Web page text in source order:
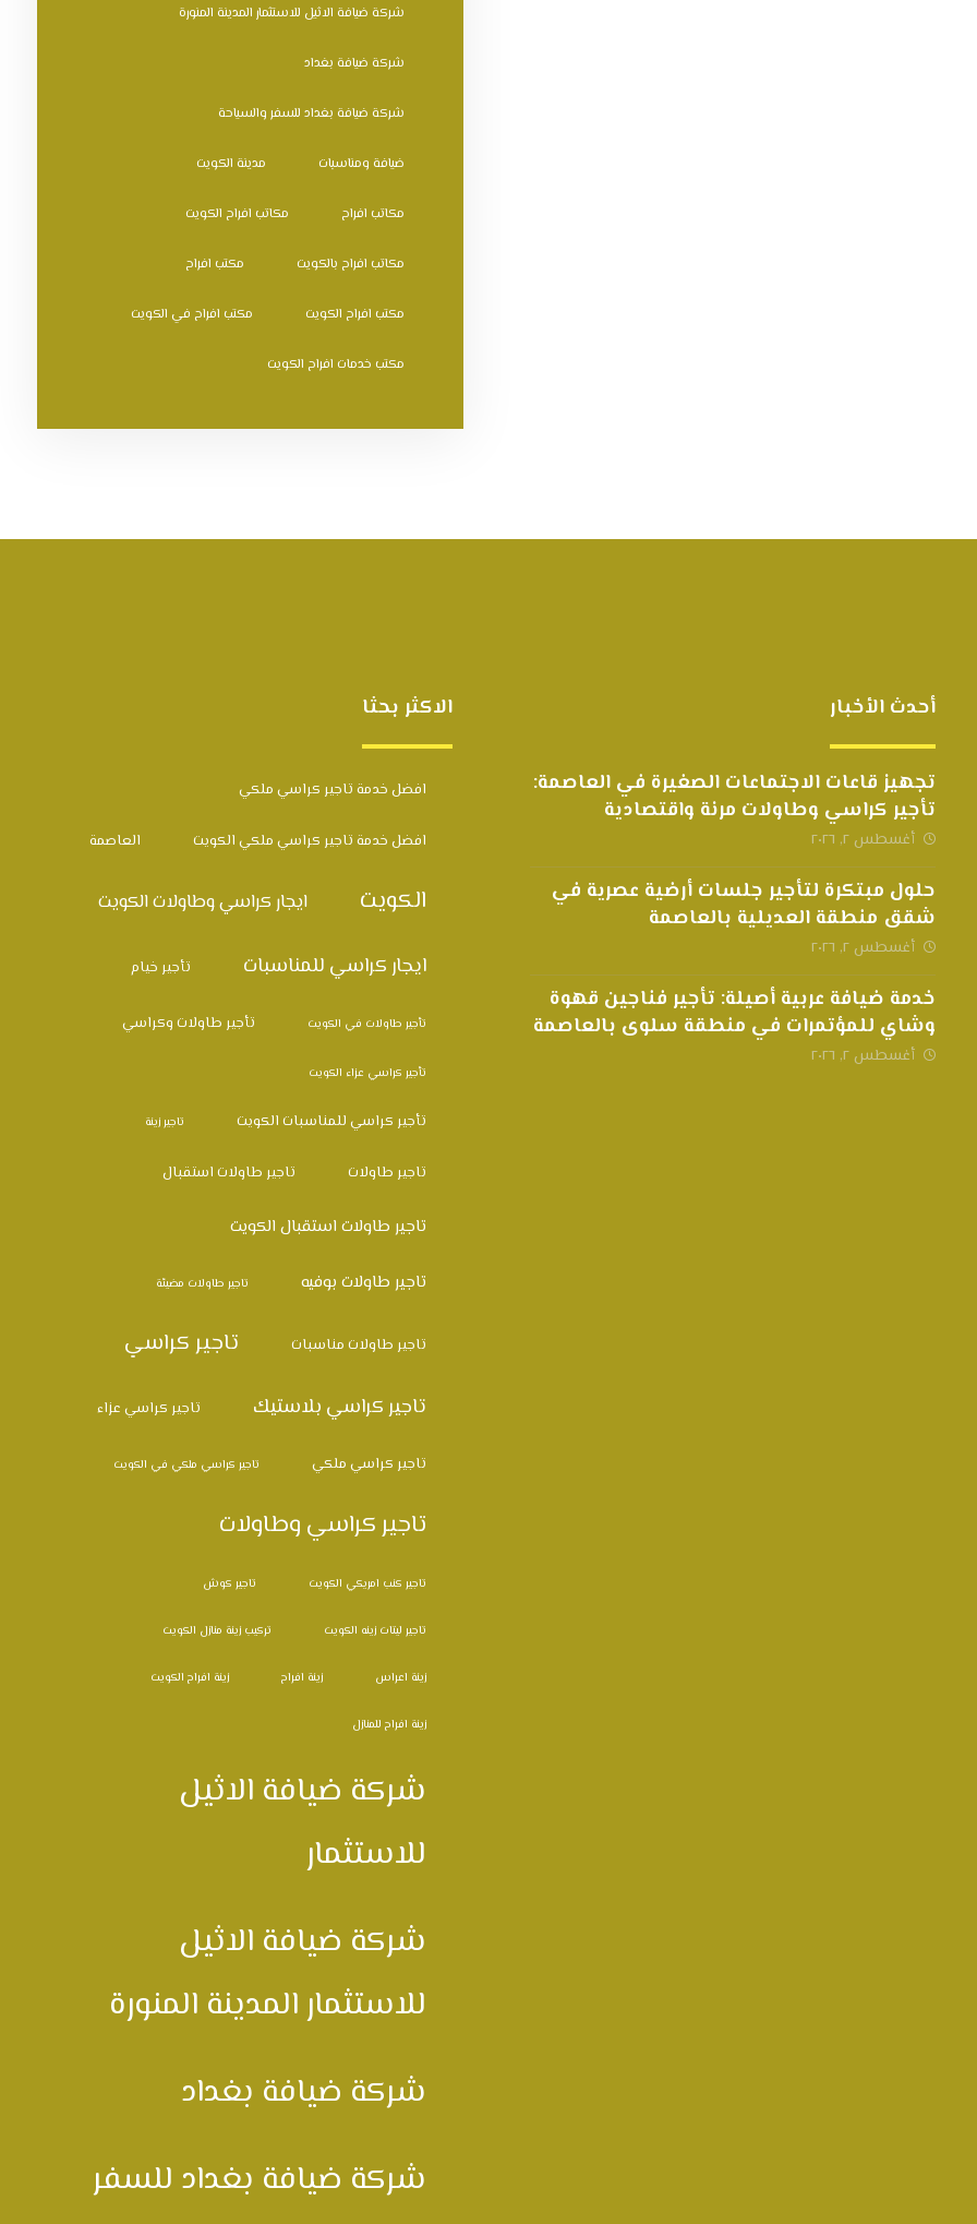
شركة ضيافة الاثيل للاستثمار المدينة المنورة
شركة ضيافة بغداد
شركة ضيافة بغداد للسفر والسياحة
ضيافة ومناسبات مدينة الكويت
مكاتب افراح مكاتب افراح الكويت
مكاتب افراح بالكويت مكتب افراح
مكتب افراح الكويت مكتب افراح في الكويت
مكتب خدمات افراح الكويت
أحدث الأخبار
تجهيز قاعات الاجتماعات الصغيرة في العاصمة:
تأجير كراسي وطاولات مرنة واقتصادية
أغسطس ٢, ٢٠٢٦
حلول مبتكرة لتأجير جلسات أرضية عصرية في
شقق منطقة العديلية بالعاصمة
أغسطس ٢, ٢٠٢٦
خدمة ضيافة عربية أصيلة: تأجير فناجين قهوة
وشاي للمؤتمرات في منطقة سلوى بالعاصمة
أغسطس ٢, ٢٠٢٦
الاكثر بحثا
افضل خدمة تاجير كراسي ملكي
افضل خدمة تاجير كراسي ملكي الكويت العاصمة
الكويت ايجار كراسي وطاولات الكويت
ايجار كراسي للمناسبات تأجير خيام
تأجير طاولات في الكويت تأجير طاولات وكراسي
تأجير كراسي عزاء الكويت
تأجير كراسي للمناسبات الكويت تاجير زينة
تاجير طاولات تاجير طاولات استقبال
تاجير طاولات استقبال الكويت
تاجير طاولات بوفيه تاجير طاولات مضيئة
تاجير طاولات مناسبات تاجير كراسي
تاجير كراسي بلاستيك تاجير كراسي عزاء
تاجير كراسي ملكي تاجير كراسي ملكي في الكويت
تاجير كراسي وطاولات
تاجير كنب امريكي الكويت تاجير كوش
تاجير ليتات زينه الكويت تركيب زينة منازل الكويت
زينة اعراس زينة افراح زينة افراح الكويت
زينة افراح للمنازل
شركة ضيافة الاثيل
للاستثمار
شركة ضيافة الاثيل
للاستثمار المدينة المنورة
شركة ضيافة بغداد
شركة ضيافة بغداد للسفر